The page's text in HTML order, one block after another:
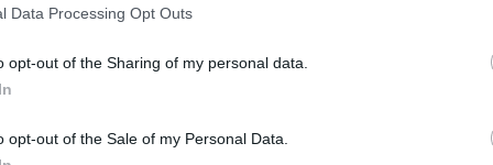
Data Processing Opt Outs
opt-out of the Sharing of my personal data.
opt-out of the Sale of my Personal Data.
poti incerca o injectie cu cortizon,
Altfel, poti reduce roseata
in cazul in care sesizezi o astfel de
astfel de tratamente nu vor da roade. Ca
de calmare a tenului care te va ajuta